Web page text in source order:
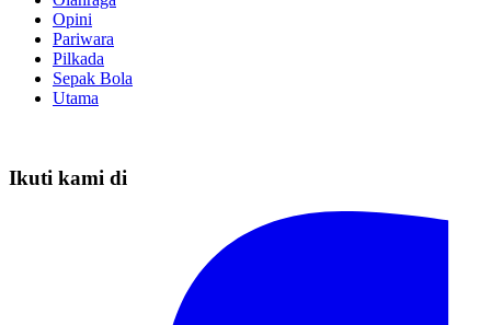
Opini
Pariwara
Pilkada
Sepak Bola
Utama
Ikuti kami di